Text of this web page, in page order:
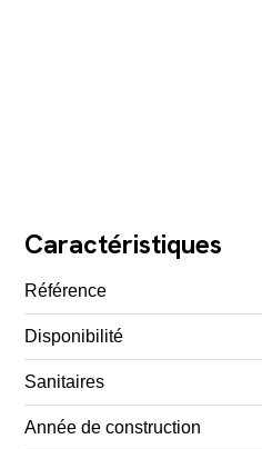
Caractéristiques
Référence
Disponibilité
Sanitaires
Année de construction